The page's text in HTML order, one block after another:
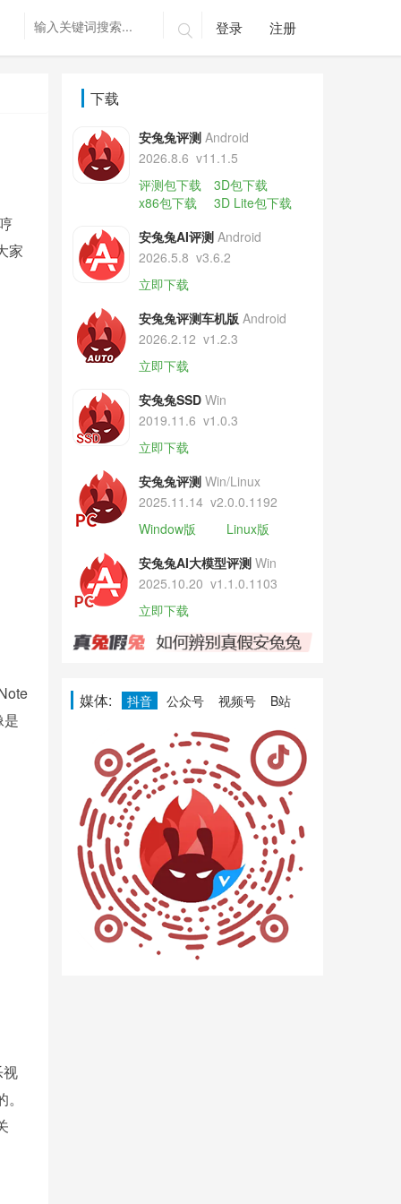
 登录 注册
家
是
下载
安兔兔评测 Android
2026.8.6 v11.1.5
评测包下载
3D包下载
x86包下载
3D Lite包下载
安兔兔AI评测 Android
2026.5.8 v3.6.2
立即下载
安兔兔评测车机版 Android
2026.2.12 v1.2.3
立即下载
安兔兔SSD Win
2019.11.6 v1.0.3
立即下载
安兔兔评测 Win/Linux
2025.11.14 v2.0.0.1192
Window版
Linux版
安兔兔AI大模型评测 Win
2025.10.20 v1.1.0.1103
立即下载
媒体: 抖音 公众号 视频号 B站